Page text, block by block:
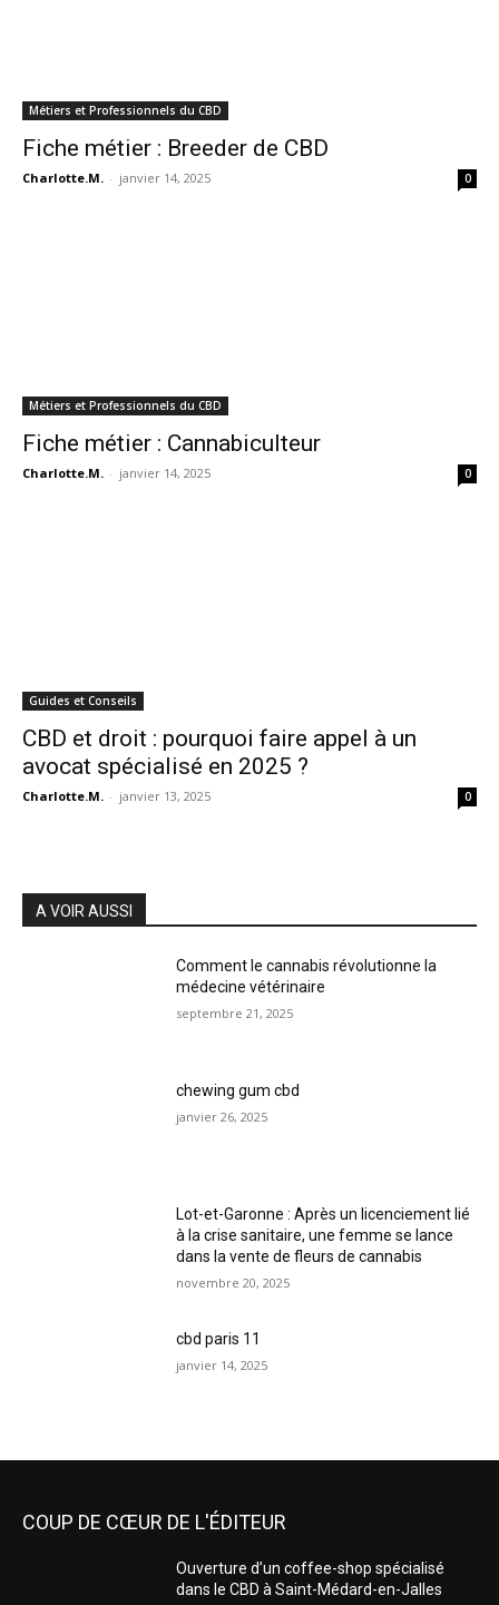
Métiers et Professionnels du CBD
Fiche métier : Breeder de CBD
Charlotte.M. - janvier 14, 2025 0
Métiers et Professionnels du CBD
Fiche métier : Cannabiculteur
Charlotte.M. - janvier 14, 2025 0
Guides et Conseils
CBD et droit : pourquoi faire appel à un
avocat spécialisé en 2025 ?
Charlotte.M. - janvier 13, 2025 0
A VOIR AUSSI
Comment le cannabis révolutionne la
médecine vétérinaire
septembre 21, 2025
chewing gum cbd
janvier 26, 2025
Lot-et-Garonne : Après un licenciement lié
à la crise sanitaire, une femme se lance
dans la vente de fleurs de cannabis
novembre 20, 2025
cbd paris 11
janvier 14, 2025
COUP DE CŒUR DE L'ÉDITEUR
Ouverture d’un coffee-shop spécialisé
dans le CBD à Saint-Médard-en-Jalles